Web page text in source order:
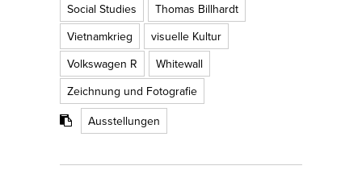
Social Studies
Thomas Billhardt
Vietnamkrieg
visuelle Kultur
Volkswagen R
Whitewall
Zeichnung und Fotografie
Ausstellungen